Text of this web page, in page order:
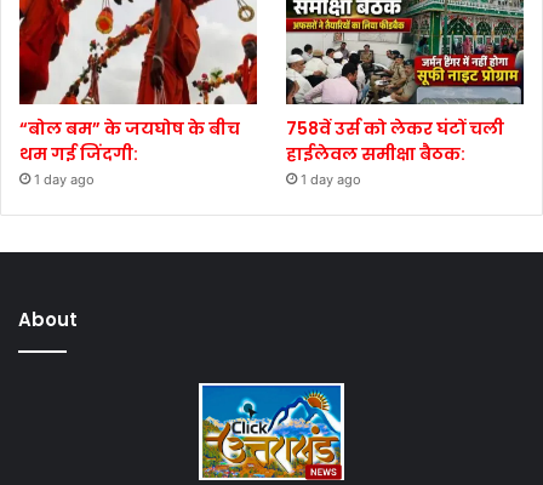
“बोल बम” के जयघोष के बीच
थम गई जिंदगी:
1 day ago
758वें उर्स को लेकर घंटों चली
हाईलेवल समीक्षा बैठक:
1 day ago
About